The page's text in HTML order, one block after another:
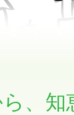
、知